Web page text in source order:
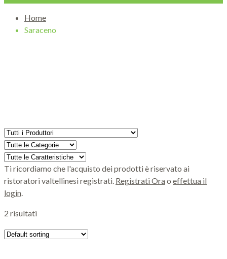
Home
Saraceno
Ti ricordiamo che l'acquisto dei prodotti è riservato ai
ristoratori valtellinesi registrati. Registrati Orao effettua il
login.
2 risultati